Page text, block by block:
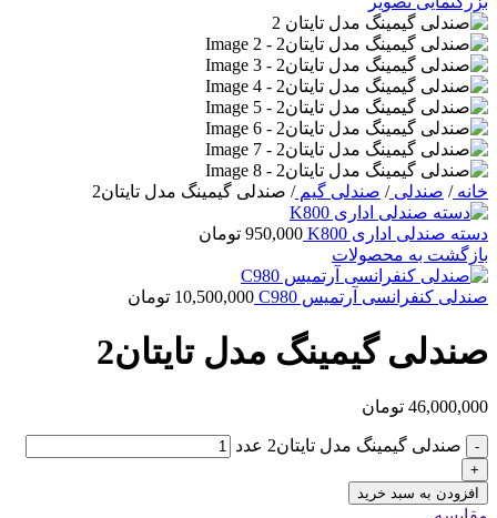
خانه/ صندلی/ صندلی گیم/ صندلی گیمینگ مدل تایتان2
دسته صندلی اداری K800 950,000 تومان
بازگشت به محصولات
صندلی کنفرانسی آرتمیس C980 10,500,000 تومان
صندلی گیمینگ مدل تایتان2
46,000,000 تومان
- صندلی گیمینگ مدل تایتان2 عدد
+
افزودن به سبد خرید